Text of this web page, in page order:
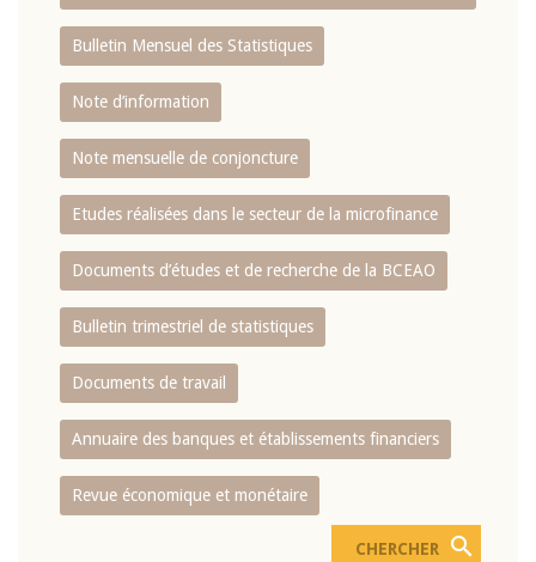
Bulletin Mensuel des Statistiques
Note d’information
Note mensuelle de conjoncture
Etudes réalisées dans le secteur de la microfinance
Documents d’études et de recherche de la BCEAO
Bulletin trimestriel de statistiques
Documents de travail
Annuaire des banques et établissements financiers
Revue économique et monétaire